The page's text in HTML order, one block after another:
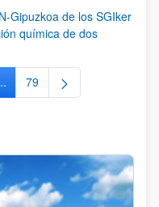
Gipuzkoa de los SGIker
química de dos
Páginas intermedias Use TAB
Página
79